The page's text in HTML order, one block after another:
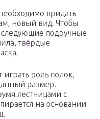
придать
новый вид. Чтобы
следующие подручные
твёрдые
играть роль полок,
размер.
лестницами с
на основании